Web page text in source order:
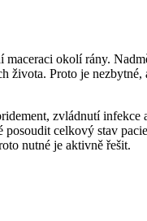
okolí rány.
života. Proto je nezbytné,
zvládnutí infekce
celkový stav
nutné je aktivně řešit.